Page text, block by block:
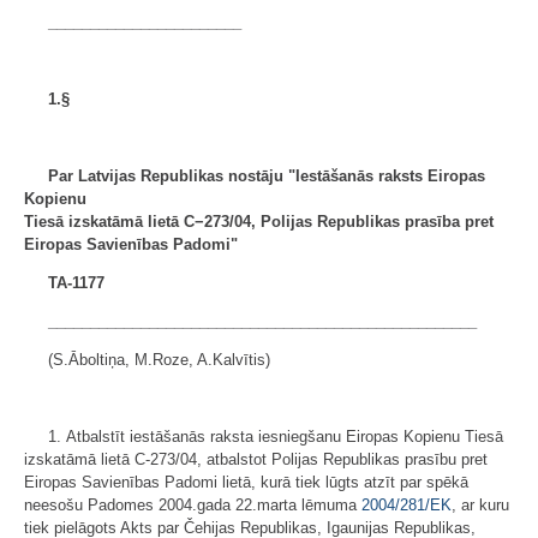
1.§
Par Latvijas Republikas nostāju "Iestāšanās raksts Eiropas
Kopienu
Tiesā izskatāmā lietā C−273/04, Polijas Republikas prasība pret
Eiropas Savienības Padomi"
TA-1177
(S.Āboltiņa, M.Roze, A.Kalvītis)
1. Atbalstīt iestāšanās raksta iesniegšanu Eiropas Kopienu Tiesā
izskatāmā lietā C-273/04, atbalstot Polijas Republikas prasību pret
Eiropas Savienības Padomi lietā, kurā tiek lūgts atzīt par spēkā
neesošu Padomes 2004.gada 22.marta lēmuma 2004/281/EK, ar kuru
tiek pielāgots Akts par Čehijas Republikas, Igaunijas Republikas,